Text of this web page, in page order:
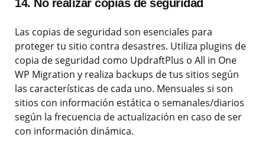
14. No realizar copias de seguridad
Las copias de seguridad son esenciales para
proteger tu sitio contra desastres. Utiliza plugins de
copia de seguridad como UpdraftPlus o All in One
WP Migration y realiza backups de tus sitios según
las características de cada uno. Mensuales si son
sitios con información estática o semanales/diarios
según la frecuencia de actualización en caso de ser
con información dinámica.